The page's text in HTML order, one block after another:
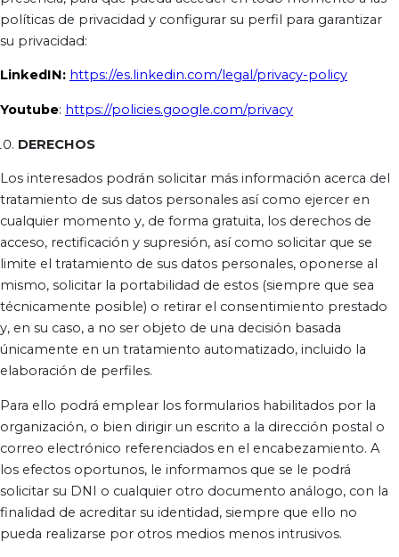
políticas de privacidad y configurar su perfil para garantizar
su privacidad:
LinkedIN: https://es.linkedin.com/legal/privacy-policy
Youtube: https://policies.google.com/privacy
DERECHOS
Los interesados podrán solicitar más información acerca del
tratamiento de sus datos personales así como ejercer en
cualquier momento y, de forma gratuita, los derechos de
acceso, rectificación y supresión, así como solicitar que se
limite el tratamiento de sus datos personales, oponerse al
mismo, solicitar la portabilidad de estos (siempre que sea
técnicamente posible) o retirar el consentimiento prestado
y, en su caso, a no ser objeto de una decisión basada
únicamente en un tratamiento automatizado, incluido la
elaboración de perfiles.
Para ello podrá emplear los formularios habilitados por la
organización, o bien dirigir un escrito a la dirección postal o
correo electrónico referenciados en el encabezamiento. A
los efectos oportunos, le informamos que se le podrá
solicitar su DNI o cualquier otro documento análogo, con la
finalidad de acreditar su identidad, siempre que ello no
pueda realizarse por otros medios menos intrusivos.